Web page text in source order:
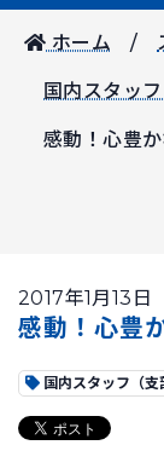
ホーム
国内スタッ
感動！心豊
2017年1月13日
感動！心豊
国内スタッフ（支